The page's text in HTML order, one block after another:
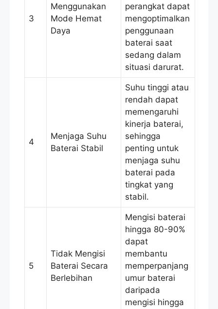
3
Menggunakan
Mode Hemat
Daya
perangkat dapat
mengoptimalkan
penggunaan
baterai saat
sedang dalam
situasi darurat.
4
Menjaga Suhu
Baterai Stabil
Suhu tinggi atau
rendah dapat
memengaruhi
kinerja baterai,
sehingga
penting untuk
menjaga suhu
baterai pada
tingkat yang
stabil.
5
Tidak Mengisi
Baterai Secara
Berlebihan
Mengisi baterai
hingga 80-90%
dapat
membantu
memperpanjang
umur baterai
daripada
mengisi hingga